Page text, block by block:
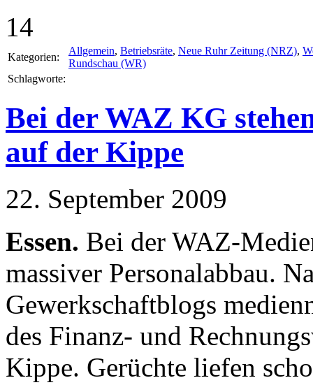
14
Kategorien:
Allgemein, Betriebsräte, Neue Ruhr Zeitung (NRZ),
Rundschau (WR)
Schlagworte:
Bei der WAZ KG
auf der Kippe
22. September 2009
Essen. Bei der WAZ-
massiver Personalabbau.
Gewerkschaftblogs
des Finanz- und
Kippe. Gerüchte liefen